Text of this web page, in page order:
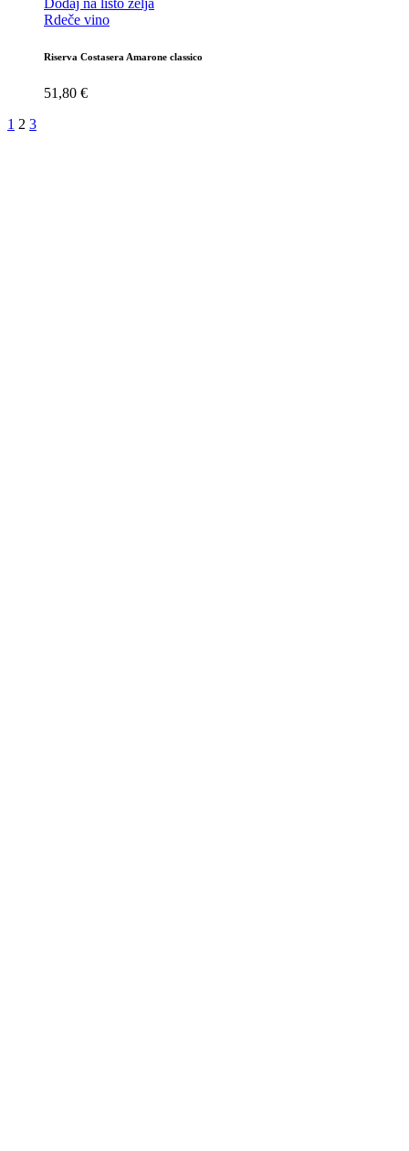
Dodaj na listo želja
Rdeče vino
Riserva Costasera Amarone classico
51,80 €
1 2 3